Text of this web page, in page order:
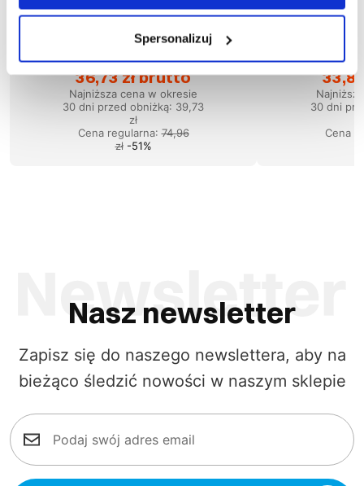
Spersonalizuj
Wyprzedaż 51%
1-04-030
Bluza TIGER
36,73 zł brutto
Najniższa cena w okresie
30 dni przed obniżką: 39,73
zł
Cena regularna:74,96
zł -51%
Wyprzedaż 50
30 dni
Cena
Nasz newsletter
Zapisz się do naszego newslettera, aby na
bieżąco śledzić nowości w naszym sklepie